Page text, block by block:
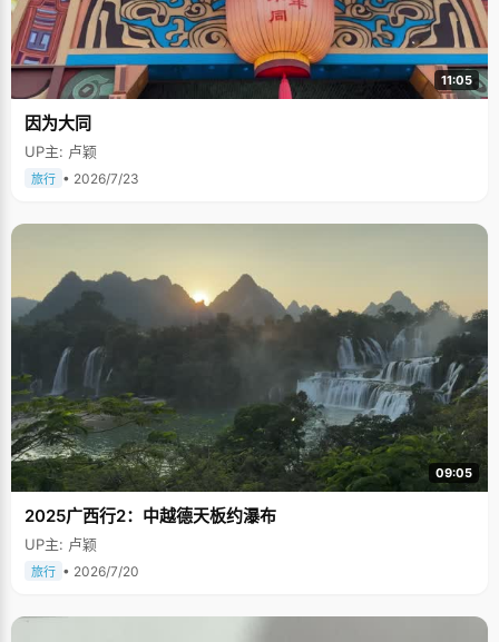
11:05
因为大同
UP主: 卢颖
旅行 • 2026/7/23
09:05
2025广西行2：中越德天板约瀑布
UP主: 卢颖
旅行 • 2026/7/20